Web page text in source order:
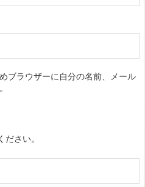
ブラウザーに自分の名前、メール
さい。